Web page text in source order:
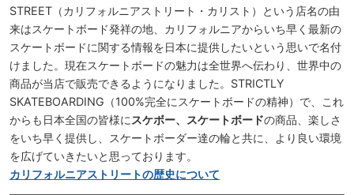
STREET（カリフォルニアストリート・カリスト）という店名の由
来はスケートボード発祥の地、カリフォルニアからいち早く最新の
スケートボードに関する情報を日本に提供したいという思いで名付
けました。現在スケートボードの魅力は全世界へ伝わり、世界中の
商品が当店で販売できるようになりました。STRICTLY
SKATEBOARDING（100%完全にスケートボードの精神）で、これ
からも日本全国の皆様に スケボー、スケートボードの商品、楽しさ
をいち早く提供し、スケートボーダー達の輪と共に、より良い環境
を広げていきたいと思っております。
カリフォルニアストリートの歴史について